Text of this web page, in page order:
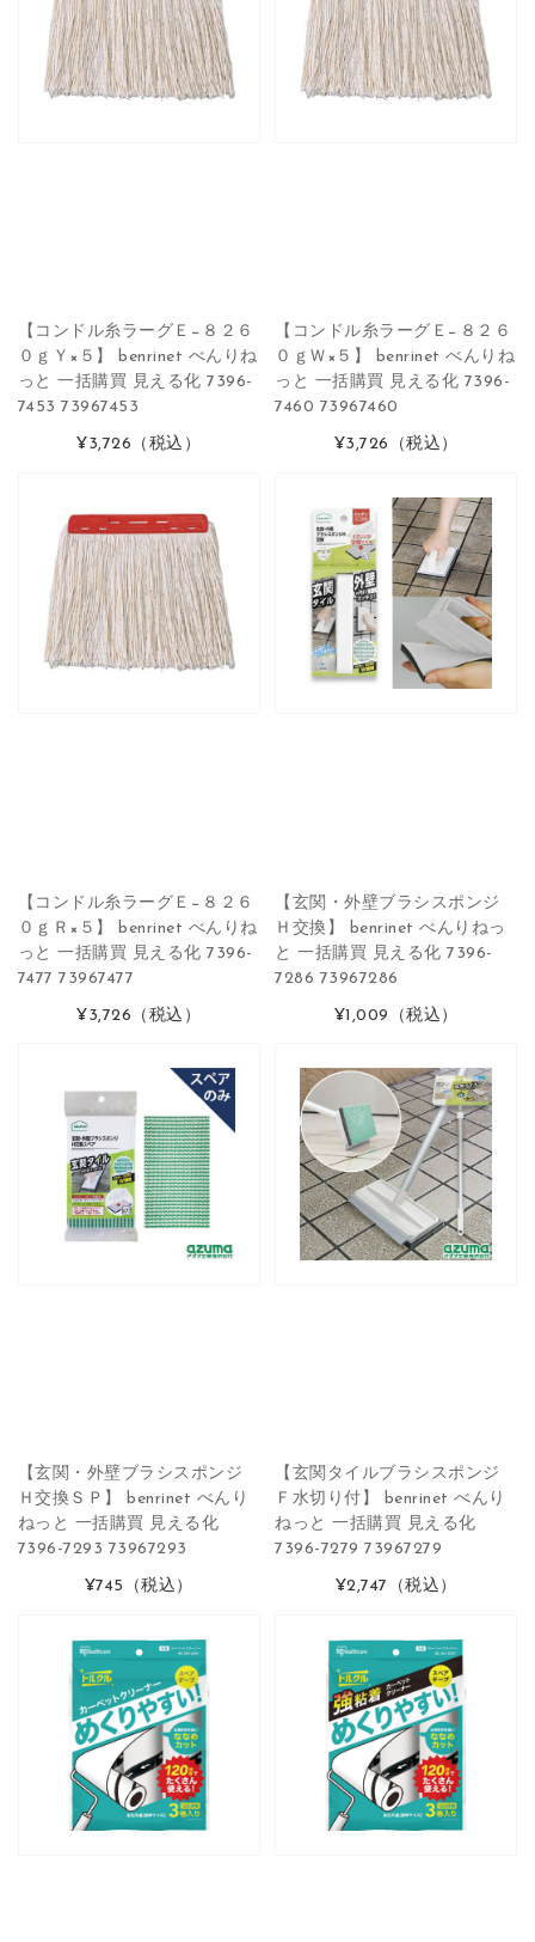
【コンドル糸ラーグＥ−８２６
０ｇＹ×５】 benrinet べんりね
っと 一括購買 見える化 7396-
7453 73967453
¥3,726 （税込）
【コンドル糸ラーグＥ−８２６
０ｇＷ×５】 benrinet べんりね
っと 一括購買 見える化 7396-
7460 73967460
¥3,726 （税込）
【コンドル糸ラーグＥ−８２６
０ｇＲ×５】 benrinet べんりね
っと 一括購買 見える化 7396-
7477 73967477
¥3,726 （税込）
【玄関・外壁ブラシスポンジ
Ｈ交換】 benrinet べんりねっ
と 一括購買 見える化 7396-
7286 73967286
¥1,009 （税込）
【玄関・外壁ブラシスポンジ
Ｈ交換ＳＰ】 benrinet べんり
ねっと 一括購買 見える化
7396-7293 73967293
¥745 （税込）
【玄関タイルブラシスポンジ
Ｆ水切り付】 benrinet べんり
ねっと 一括購買 見える化
7396-7279 73967279
¥2,747 （税込）